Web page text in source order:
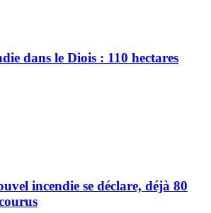
dans le Diois : 110 hectares
incendie se déclare, déjà 80